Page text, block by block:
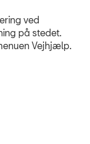
ved
på stedet.
Vejhjælp.